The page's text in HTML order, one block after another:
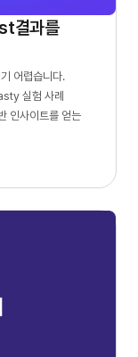
결과를
어렵습니다.
실험 사례
인사이트를 얻는